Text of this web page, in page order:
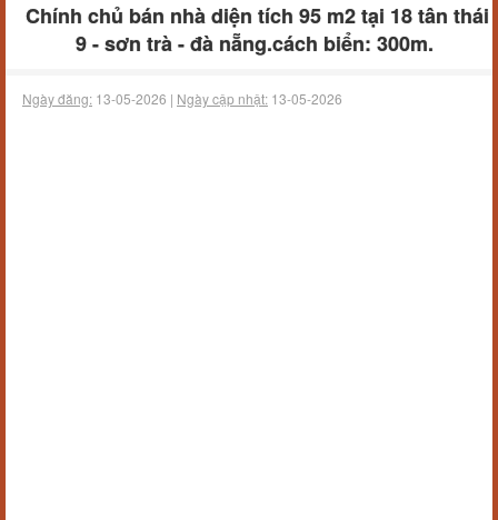
Chính chủ bán nhà diện tích 95 m2 tại 18 tân thái
9 - sơn trà - đà nẵng.cách biển: 300m.
Ngày đăng: 13-05-2026 | Ngày cập nhật: 13-05-2026